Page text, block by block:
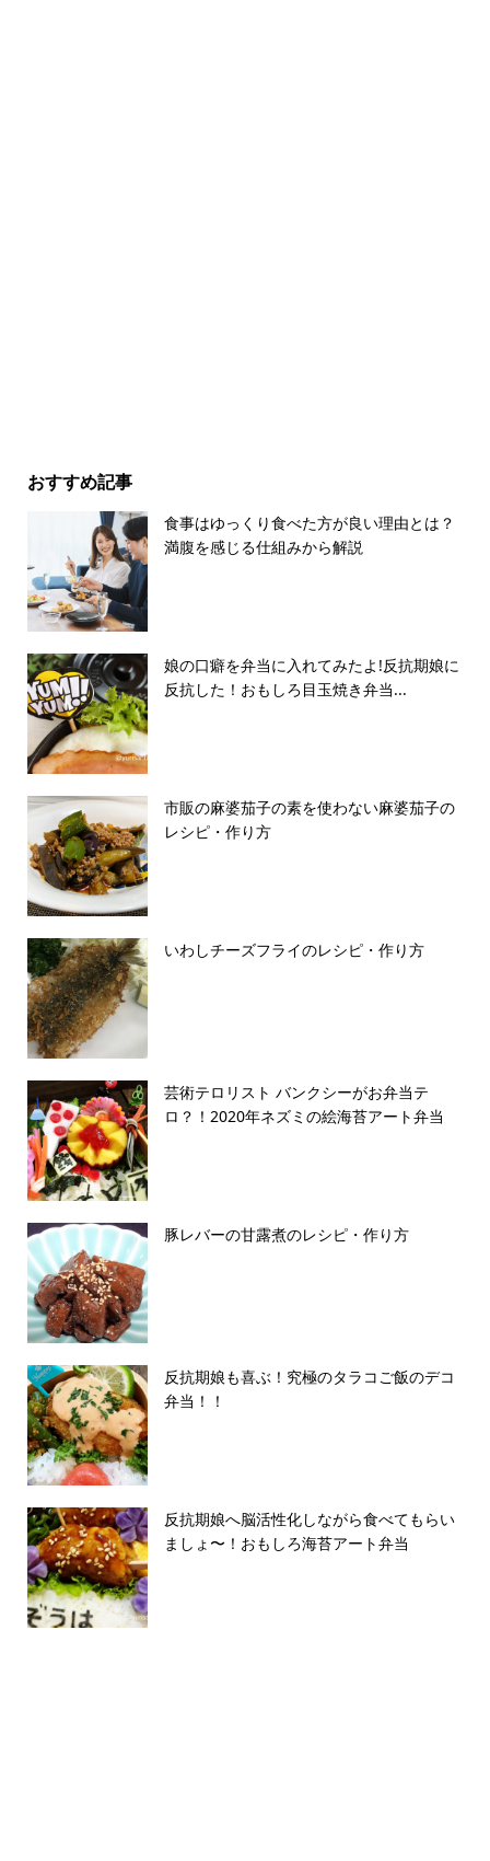
おすすめ記事
食事はゆっくり食べた方が良い理由とは？
満腹を感じる仕組みから解説
娘の口癖を弁当に入れてみたよ!反抗期娘に
反抗した！おもしろ目玉焼き弁当...
市販の麻婆茄子の素を使わない麻婆茄子の
レシピ・作り方
いわしチーズフライのレシピ・作り方
芸術テロリスト バンクシーがお弁当テ
ロ？！2020年ネズミの絵海苔アート弁当
豚レバーの甘露煮のレシピ・作り方
反抗期娘も喜ぶ！究極のタラコご飯のデコ
弁当！！
反抗期娘へ脳活性化しながら食べてもらい
ましょ〜！おもしろ海苔アート弁当